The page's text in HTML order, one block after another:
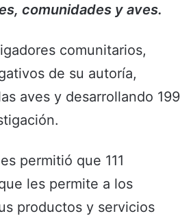
comunidades y aves.
comunitarios,
de su autoría,
aves y desarrollando 199
permitió que 111
les permite a los
productos y servicios